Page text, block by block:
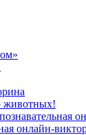
животных!
онлайн-